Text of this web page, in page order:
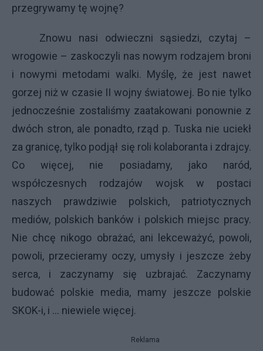
przegrywamy tę wojnę?
Znowu nasi odwieczni sąsiedzi, czytaj –
wrogowie – zaskoczyli nas nowym rodzajem broni
i nowymi metodami walki. Myślę, że jest nawet
gorzej niż w czasie II wojny światowej. Bo nie tylko
jednocześnie zostaliśmy zaatakowani ponownie z
dwóch stron, ale ponadto, rząd p. Tuska nie uciekł
za granicę, tylko podjął się roli kolaboranta i zdrajcy.
Co więcej, nie posiadamy, jako naród,
współczesnych rodzajów wojsk w postaci
naszych prawdziwie polskich, patriotycznych
mediów, polskich banków i polskich miejsc pracy.
Nie chcę nikogo obrażać, ani lekceważyć, powoli,
powoli, przecieramy oczy, umysły i jeszcze żeby
serca, i zaczynamy się uzbrajać. Zaczynamy
budować polskie media, mamy jeszcze polskie
SKOK-i, i … niewiele więcej.
Reklama